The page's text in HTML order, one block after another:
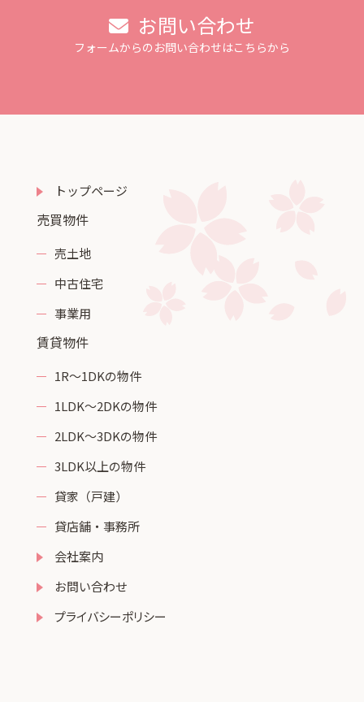
お問い合わせ
フォームからのお問い合わせはこちらから
トップページ
売買物件
売土地
中古住宅
事業用
賃貸物件
1R～1DKの物件
1LDK～2DKの物件
2LDK～3DKの物件
3LDK以上の物件
貸家（戸建）
貸店舗・事務所
会社案内
お問い合わせ
プライバシーポリシー